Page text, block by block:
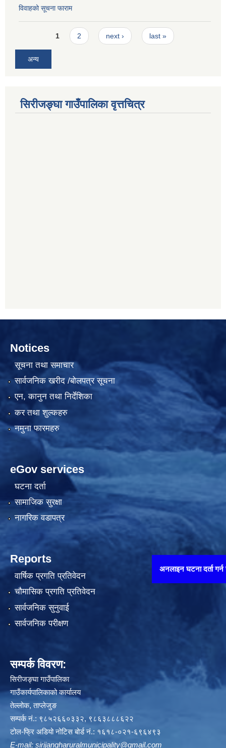
विवाहको सूचना फाराम
Pages1 2 next › last »
अन्य
सिरीजङ्घा गाउँपालिका वृत्तचित्र
अनलाइन घटना दर्ता गर्न यहाँ
Notices
सूचना तथा समाचार
सार्वजनिक खरीद /बोलपत्र सूचना
एन, कानुन तथा निर्देशिका
कर तथा शुल्कहरु
नमुना फारमहरु
eGov services
घटना दर्ता
सामाजिक सुरक्षा
नागरिक वडापत्र
Reports
वार्षिक प्रगति प्रतिवेदन
चौमासिक प्रगति प्रतिवेदन
सार्वजनिक सुनुवाई
सार्वजनिक परीक्षण
सम्पर्क विवरण:
सिरीजङ्घा गाउँपालिका
गाउँकार्यपालिकाको कार्यालय
तेल्लोक, ताप्लेजुङ
सम्पर्क नं.: ९८५२६६०३३२, ९८६३८८८६२२
टोल-फ्रि अडियो नोटिस बोर्ड नं.: १६१८-०२१-६९६४९३
E-mail: sirijangharuralmunicipality@gmail.com